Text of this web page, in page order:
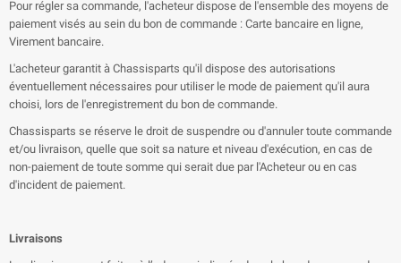
Pour régler sa commande, l'acheteur dispose de l'ensemble des moyens de
paiement visés au sein du bon de commande : Carte bancaire en ligne,
Virement bancaire.
L'acheteur garantit à Chassisparts qu'il dispose des autorisations
éventuellement nécessaires pour utiliser le mode de paiement qu'il aura
choisi, lors de l'enregistrement du bon de commande.
Chassisparts se réserve le droit de suspendre ou d'annuler toute commande
et/ou livraison, quelle que soit sa nature et niveau d'exécution, en cas de
non-paiement de toute somme qui serait due par l'Acheteur ou en cas
d'incident de paiement.
Livraisons